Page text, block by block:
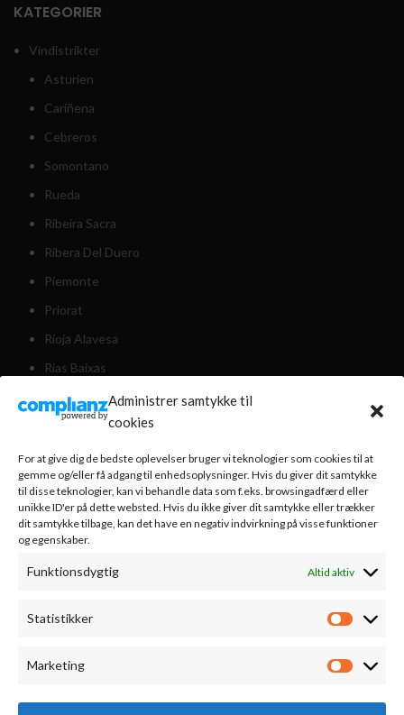
Administrer samtykke til
cookies
For at give dig de bedste oplevelser bruger vi teknologier som cookies til at
gemme og/eller få adgang til enhedsoplysninger. Hvis du giver dit samtykke
til disse teknologier, kan vi behandle data som f.eks. browsingadfærd eller
unikke ID'er på dette websted. Hvis du ikke giver dit samtykke eller trækker
dit samtykke tilbage, kan det have en negativ indvirkning på visse funktioner
og egenskaber.
Funktionsdygtig Altid aktiv
Statistikker
Marketing
KATEGORIER
Vindistrikter
Asturien
Cariñena
Cebreros
Somontano
Rueda
Ribeira Sacra
Ribera Del Duero
Piemonte
Priorat
Rioja Alavesa
Rias Baixas
Valencia
Valdeorras
Weinviertel Østrig
KUNDESERVICE
Handelsbetingelser
Vinsmagning
Cookiepolitik (EU)